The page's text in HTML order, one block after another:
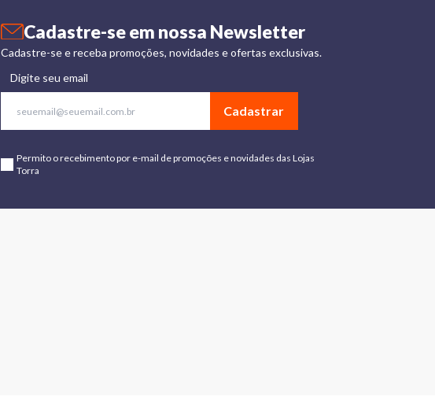
Cadastre-se em nossa Newsletter
Cadastre-se e receba promoções, novidades e ofertas exclusivas.
Digite seu email
Cadastrar
Permito o recebimento por e-mail de promoções e novidades das Lojas
Torra